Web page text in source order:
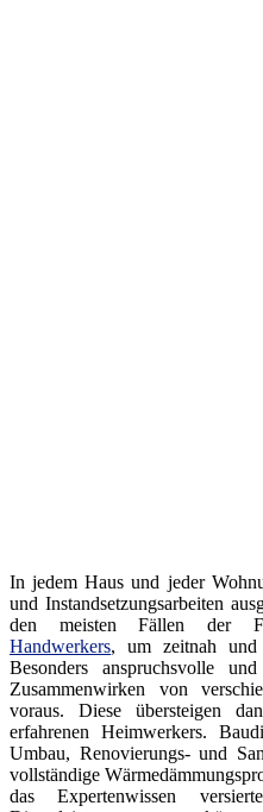
In jedem Haus und jeder
und Instandsetzungsarbeiten
den meisten Fällen der
Handwerkers, um zeitnah und
Besonders anspruchsvolle
Zusammenwirken von
voraus. Diese übersteigen
erfahrenen Heimwerkers.
Umbau, Renovierungs- und
vollständige
das Expertenwissen